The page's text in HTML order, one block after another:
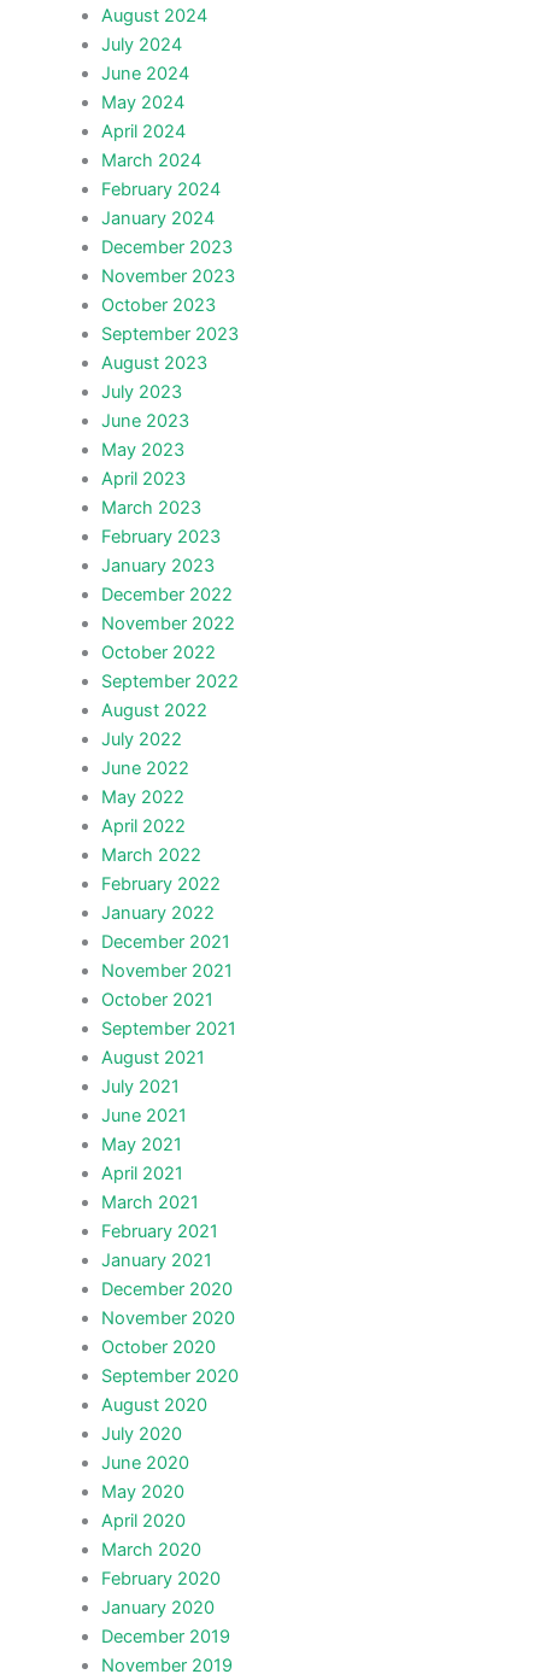
August 2024
July 2024
June 2024
May 2024
April 2024
March 2024
February 2024
January 2024
December 2023
November 2023
October 2023
September 2023
August 2023
July 2023
June 2023
May 2023
April 2023
March 2023
February 2023
January 2023
December 2022
November 2022
October 2022
September 2022
August 2022
July 2022
June 2022
May 2022
April 2022
March 2022
February 2022
January 2022
December 2021
November 2021
October 2021
September 2021
August 2021
July 2021
June 2021
May 2021
April 2021
March 2021
February 2021
January 2021
December 2020
November 2020
October 2020
September 2020
August 2020
July 2020
June 2020
May 2020
April 2020
March 2020
February 2020
January 2020
December 2019
November 2019